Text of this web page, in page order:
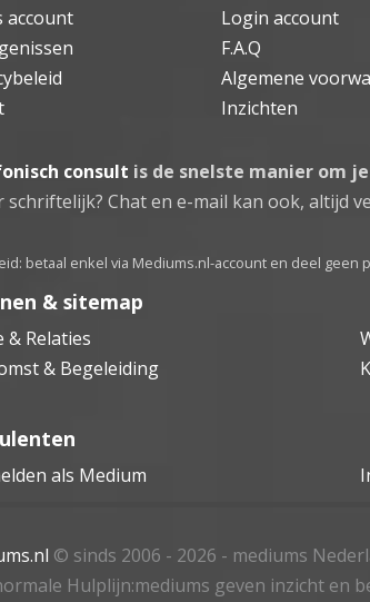
account
Login account
F.A.Q
Algemene
Inzichten
consult is de snelste manier om
schriftelijk? Chat en e-mail kan ook, altijd
betaal enkel via Mediums.nl-account en deel geen
& sitemap
& Relaties
& Begeleiding
als Medium
© sinds 2006 - 2026 - mediums
Hulplijn:mediums geven inzicht en